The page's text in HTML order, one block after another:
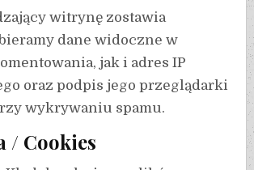
witrynę zostawia
dane widoczne w
jak i adres IP
oraz podpis jego przeglądarki
wykrywaniu spamu.
/ Cookies